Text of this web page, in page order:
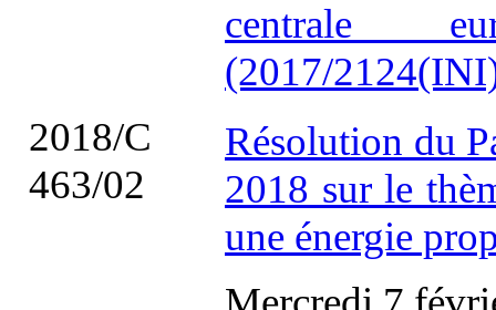
centrale
(2017/
2018/C
463/02
Résolution du
2018 sur le
une énergie